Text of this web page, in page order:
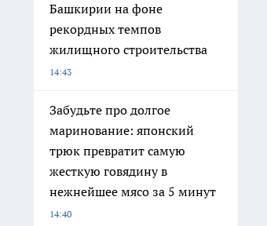
Башкирии на фоне
рекордных темпов
жилищного строительства
14:43
Забудьте про долгое
маринование: японский
трюк превратит самую
жесткую говядину в
нежнейшее мясо за 5 минут
14:40